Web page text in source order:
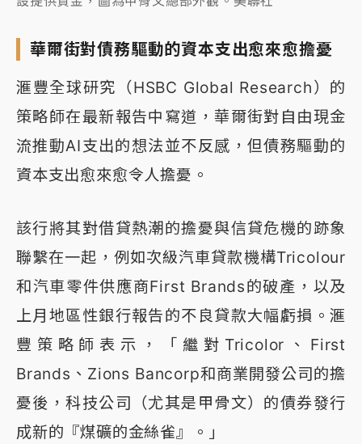
華爾街對債務驅動的資本支出愈來愈擔憂
滙豐全球研究（HSBC Global Research）的
策略師在最新報告中寫道，華爾街對自由現金
流推動AI支出的想法並不反感，但債務驅動的
資本支出愈來愈令人擔憂。
該行將其對借貸熱潮的擔憂與信貸危機的跡象
聯繫在一起，例如次級汽車貸款機構Tricolour
和汽車零件供應商First Brands的破產，以及
上月地區性銀行報告的不良貸款大幅虧損。滙
豐策略師表示，「繼對Tricolor、First
Brands、Zions Bancorp和商業開發公司的擔
憂後，科技公司（尤其是甲骨文）的債券發行
成新的『煤礦的金絲雀』。」